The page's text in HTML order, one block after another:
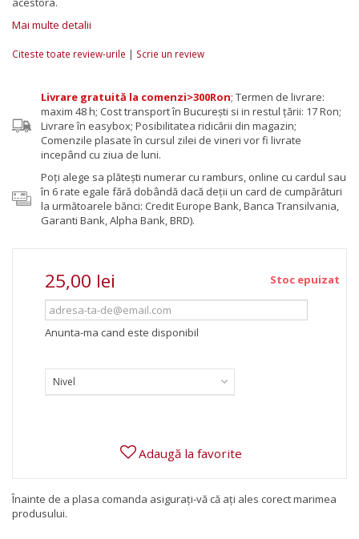
Mai multe detalii
Citeste toate review-urile | Scrie un review
Livrare gratuită la comenzi>300Ron; Termen de livrare:
maxim 48 h; Cost transport în București si in restul țării: 17 Ron;
Livrare în easybox; Posibilitatea ridicării din magazin;
Comenzile plasate în cursul zilei de vineri vor fi livrate
incepând cu ziua de luni.
Poţi alege sa plăteşti numerar cu ramburs, online cu cardul sau
în 6 rate egale fără dobândă dacă deții un card de cumpărături
la următoarele bănci: Credit Europe Bank, Banca Transilvania,
Garanti Bank, Alpha Bank, BRD).
25,00 lei Stoc epuizat
Anunta-ma cand este disponibil
Nivel
Adaugă la favorite
Înainte de a plasa comanda asigurați-vă că ați ales corect marimea
produsului.